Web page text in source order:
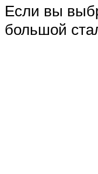
Если вы
большой